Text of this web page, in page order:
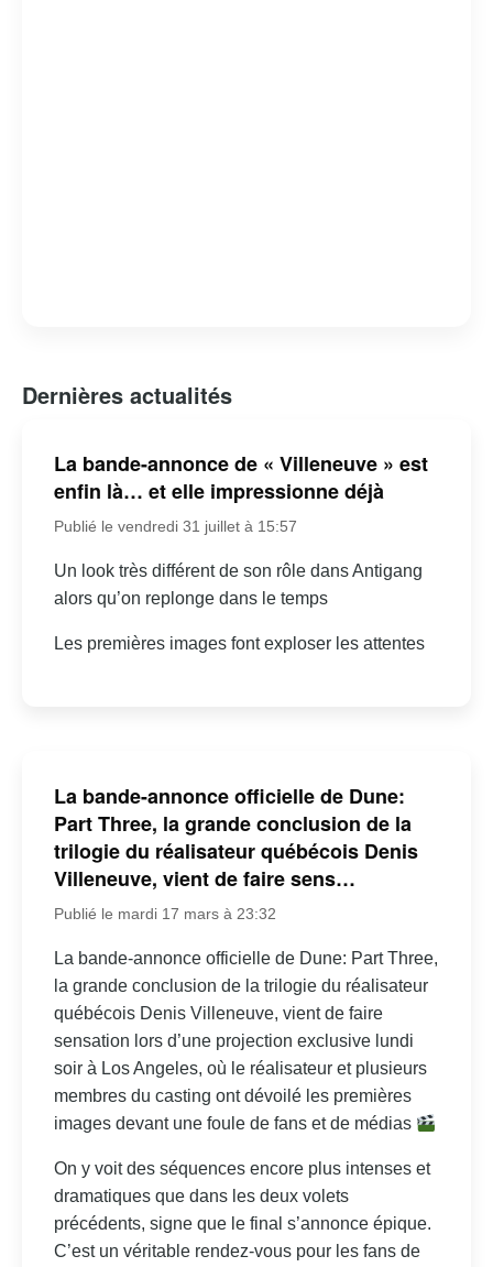
Dernières actualités
La bande-annonce de « Villeneuve » est
enfin là… et elle impressionne déjà
Publié le vendredi 31 juillet à 15:57
Un look très différent de son rôle dans Antigang
alors qu’on replonge dans le temps
Les premières images font exploser les attentes
La bande-annonce officielle de Dune:
Part Three, la grande conclusion de la
trilogie du réalisateur québécois Denis
Villeneuve, vient de faire sens…
Publié le mardi 17 mars à 23:32
La bande-annonce officielle de Dune: Part Three,
la grande conclusion de la trilogie du réalisateur
québécois Denis Villeneuve, vient de faire
sensation lors d’une projection exclusive lundi
soir à Los Angeles, où le réalisateur et plusieurs
membres du casting ont dévoilé les premières
images devant une foule de fans et de médias
On y voit des séquences encore plus intenses et
dramatiques que dans les deux volets
précédents, signe que le final s’annonce épique.
C’est un véritable rendez‑vous pour les fans de